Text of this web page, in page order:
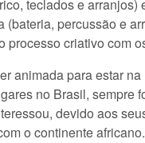
teclados e arranjos)
(bateria, percussão e
processo criativo com
animada para estar
no Brasil, sempre
devido aos
o continente